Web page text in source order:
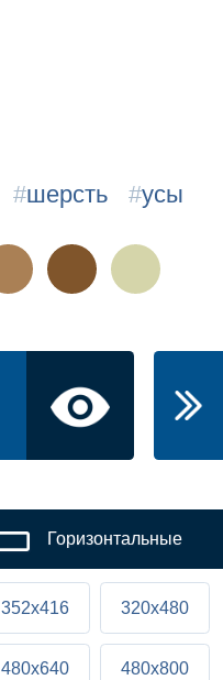
#шерсть #усы
Горизонтальные
352x416 320x480
480x640 480x800